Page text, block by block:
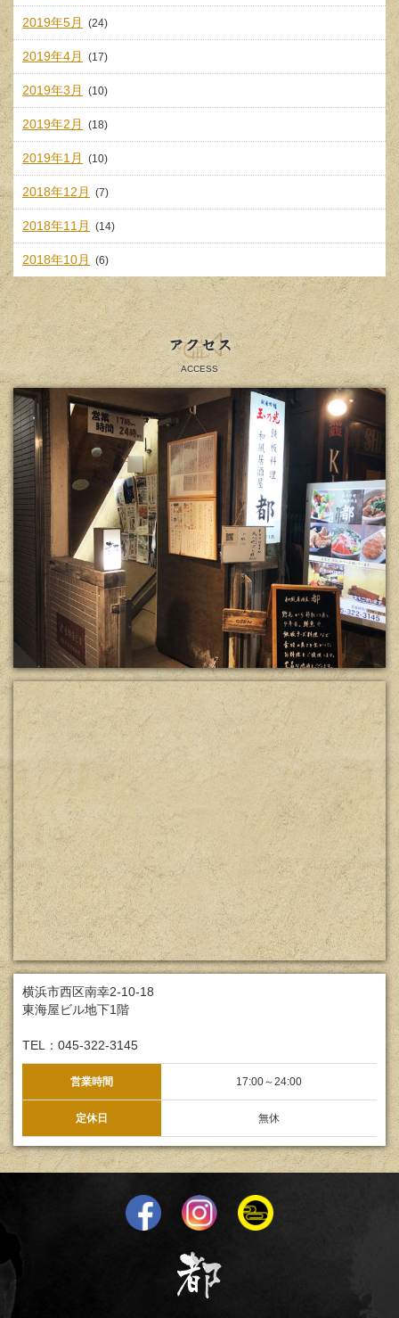
2019年5月 (24)
2019年4月 (17)
2019年3月 (10)
2019年2月 (18)
2019年1月 (10)
2018年12月 (7)
2018年11月 (14)
2018年10月 (6)
アクセス
ACCESS
横浜市西区南幸2-10-18
東海屋ビル地下1階
TEL：045-322-3145
営業時間 17:00～24:00
定休日 無休